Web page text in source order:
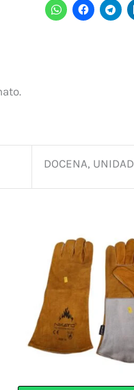
Pata
DOCENA, UNIDAD